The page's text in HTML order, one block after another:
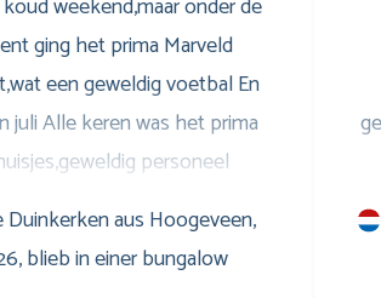
ging het prima Marveld
een geweldig voetbal En
juli Alle keren was het prima
personeel
voor de jongeren,is ook prima
het terras leuke muziek,en
WK voetbal op het scherm
Duinkerken aus Hoogeveen,
blieb in einer bungalow